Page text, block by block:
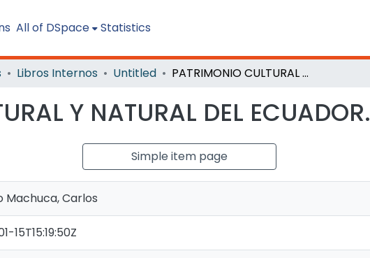
All of DSpace Statistics
Libros Internos Untitled PATRIMONIO CULTURAL Y NATURAL DEL ECUADOR.
Y NATURAL DEL ECUADOR.
Simple item page
Machuca, Carlos
15T15:19:50Z